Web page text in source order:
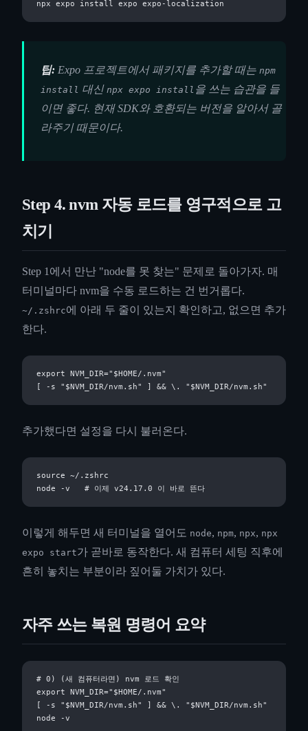
팁: Expo 프로젝트에서 패키지를 추가할 때는 npm
install 대신 npx expo install 을 쓰는 습관을 들
이면 좋다. 현재 SDK와 호환되는 버전을 알아서 골
라주기 때문이다.
Step 4. nvm 자동 로드를 영구적으로 고
치기
Step 1에서 만난 "node를 못 찾는" 문제로 돌아가자. 매
터미널마다 nvm을 수동 로드하는 건 번거롭다.
~/.zshrc에 아래 두 줄이 있는지 확인하고, 없으면 추가
한다.
export NVM_DIR="$HOME/.nvm"
추가했다면 설정을 다시 불러온다.
source ~/.zshrc
이렇게 해두면 새 터미널을 열어도 node, npm, npx, npx
expo start가 곧바로 동작한다. 새 컴퓨터 세팅 직후에
흔히 놓치는 부분이라 짚어둘 가치가 있다.
자주 쓰는 복원 명령어 요약
# 0) (새 컴퓨터라면) nvm 로드 확인
export NVM_DIR="$HOME/.nvm"
[ -s "$NVM_DIR/nvm.sh" ] && \. "$NVM_DIR/nvm.sh"
node -v